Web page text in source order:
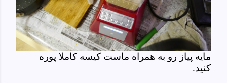
مایه پیاز رو به همراه ماست کیسه کاملا پوره
کنید.